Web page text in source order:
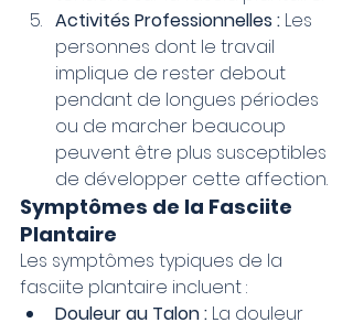
Activités Professionnelles : Les
personnes dont le travail
implique de rester debout
pendant de longues périodes
ou de marcher beaucoup
peuvent être plus susceptibles
de développer cette affection.
Symptômes de la Fasciite
Plantaire
Les symptômes typiques de la
fasciite plantaire incluent :
Douleur au Talon : La douleur